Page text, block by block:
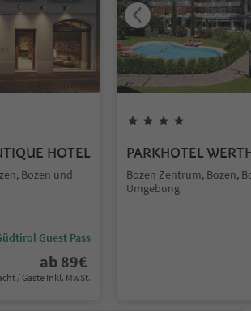
HOTEL
Bozen und
Guest Pass
ab 89€
/ Gäste Inkl. MwSt.
PARKHOTEL
Bozen Zentrum, Bozen,
Umgebung